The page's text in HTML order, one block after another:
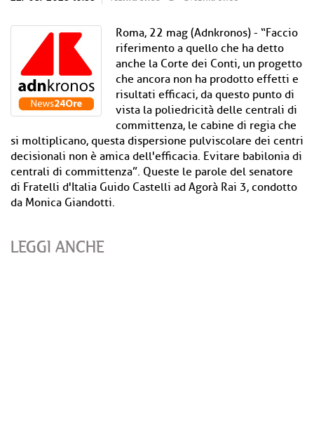
Roma, 22 mag (Adnkronos) - “Faccio
riferimento a quello che ha detto
anche la Corte dei Conti, un progetto
che ancora non ha prodotto effetti e
risultati efficaci, da questo punto di
vista la poliedricità delle centrali di
committenza, le cabine di regia che
si moltiplicano, questa dispersione pulviscolare dei centri
decisionali non è amica dell'efficacia. Evitare babilonia di
centrali di committenza”. Queste le parole del senatore
di Fratelli d'Italia Guido Castelli ad Agorà Rai 3, condotto
da Monica Giandotti.
LEGGI ANCHE